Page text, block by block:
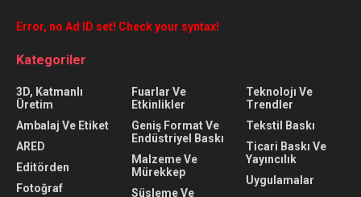
Error, no Ad ID set! Check your syntax!
Kategoriler
3D, Katmanlı
Üretim
Ambalaj Ve Etiket
ARED
Editörden
Fotoğraf
Fuarlar Ve
Etkinlikler
Geniş Format Ve
Endüstriyel Baskı
Malzeme Ve
Mürekkep
Süsleme Ve
Teknolojı Ve
Trendler
Tekstil Baskı
Ticari Baskı Ve
Yayıncılık
Uygulamalar